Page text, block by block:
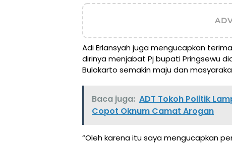
Adi Erlansyah juga mengucapkan
dirinya menjabat Pj bupati Pringsewu
Bulokarto semakin maju dan
Baca juga: ADT Tokoh Politik
Copot Oknum Camat Arogan
“Oleh karena itu saya mengucapkan